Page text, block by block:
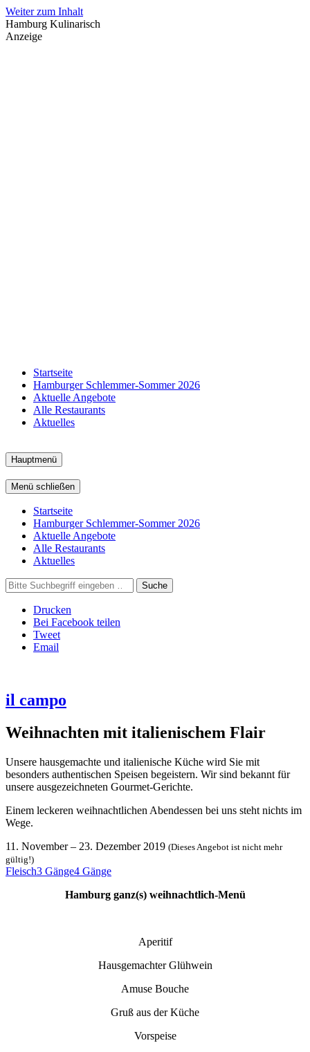
Weiter zum Inhalt
Hamburg Kulinarisch
Anzeige
Startseite
Hamburger Schlemmer-Sommer 2026
Aktuelle Angebote
Alle Restaurants
Aktuelles
Hauptmenü
Menü schließen
Startseite
Hamburger Schlemmer-Sommer 2026
Aktuelle Angebote
Alle Restaurants
Aktuelles
Suche
Drucken
Bei Facebook teilen
Tweet
Email
il campo
Weihnachten mit italienischem Flair
Unsere hausgemachte und italienische Küche wird Sie mit
besonders authentischen Speisen begeistern. Wir sind bekannt für
unsere ausgezeichneten Gourmet-Gerichte.
Einem leckeren weihnachtlichen Abendessen bei uns steht nichts im
Wege.
11. November– 23. Dezember 2019 (Dieses Angebot ist nicht mehr
gültig!)
Fleisch3 Gänge4 Gänge
Hamburg ganz(s) weihnachtlich-Menü
Aperitif
Hausgemachter Glühwein
Amuse Bouche
Gruß aus der Küche
Vorspeise